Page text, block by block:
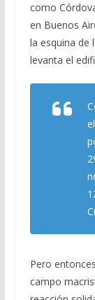
como
en Buenos
la esquina de
levanta el
Pero
campo